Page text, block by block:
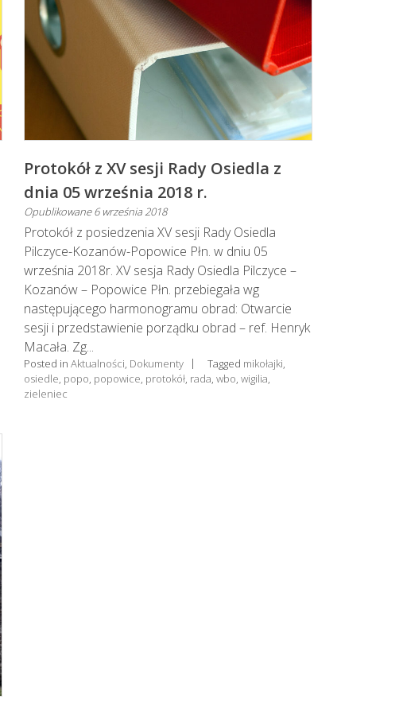
Protokół z XV sesji Rady Osiedla z
dnia 05 września 2018 r.
Opublikowane6 września 2018
Protokół z posiedzenia XV sesji Rady Osiedla
Pilczyce-Kozanów-Popowice Płn. w dniu 05
września 2018r. XV sesja Rady Osiedla Pilczyce –
Kozanów – Popowice Płn. przebiegała wg
następującego harmonogramu obrad: Otwarcie
sesji i przedstawienie porządku obrad – ref. Henryk
Macała. Zg...
Posted inAktualności, Dokumenty Tagged mikołajki,
osiedle, popo, popowice, protokół, rada,wbo,wigilia,
zieleniec